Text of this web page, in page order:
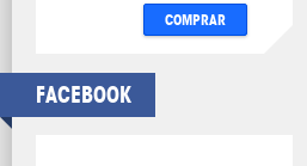
COMPRAR
FACEBOOK